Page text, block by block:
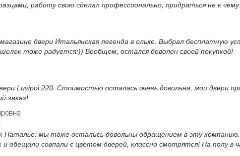
работу свою сделал профессионально, придраться не к
двери Итальянская легенда в ольхе. Выбрал бесплатную
тоже радуется:)) Вообщем, остался доволен своей покупкой!
Luvipol 220. Стоимостью осталась очень довольна, мои двери
заказ!
Наталье: мы тоже остались довольны обращением в эту
и обещали совпали с цветом дверей, классно смотрятся! На полу в